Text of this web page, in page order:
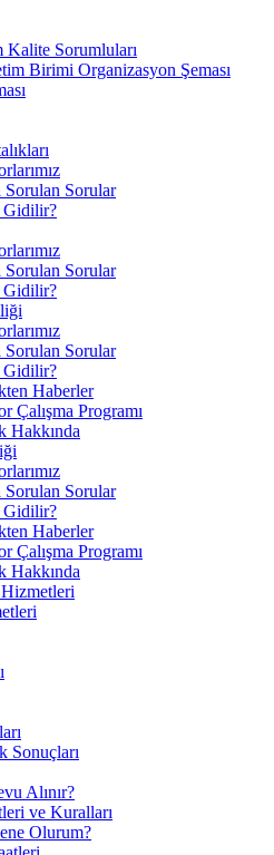
Kalite Sorumluları
Birimi Organizasyon Şeması
Sorulan Sorular
Gidilir?
Sorulan Sorular
Gidilir?
Sorulan Sorular
Gidilir?
Haberler
Çalışma Programı
Hakkında
Sorulan Sorular
Gidilir?
Haberler
Çalışma Programı
Hakkında
Sonuçları
Alınır?
ve Kuralları
Olurum?